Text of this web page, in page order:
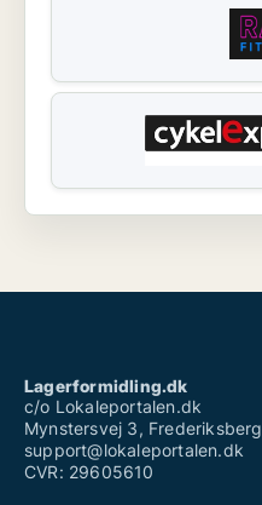
Lagerformidling.dk
c/o Lokaleportalen.dk
Mynstersvej 3, Frederiksberg
support@lokaleportalen.dk
CVR: 29605610